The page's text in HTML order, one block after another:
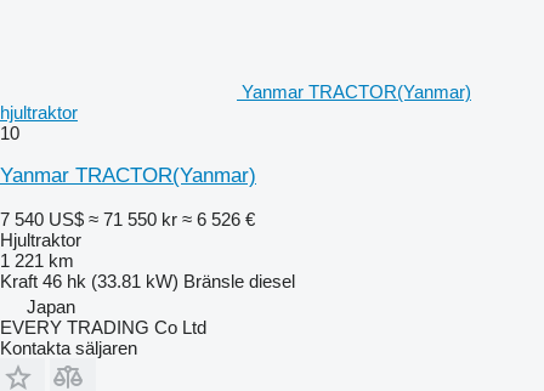
Yanmar TRACTOR(Yanmar)
hjultraktor
10
Yanmar TRACTOR(Yanmar)
7 540 US$ ≈ 71 550 kr ≈ 6 526 €
Hjultraktor
1 221 km
Kraft 46 hk (33.81 kW) Bränsle diesel
Japan
EVERY TRADING Co Ltd
Kontakta säljaren